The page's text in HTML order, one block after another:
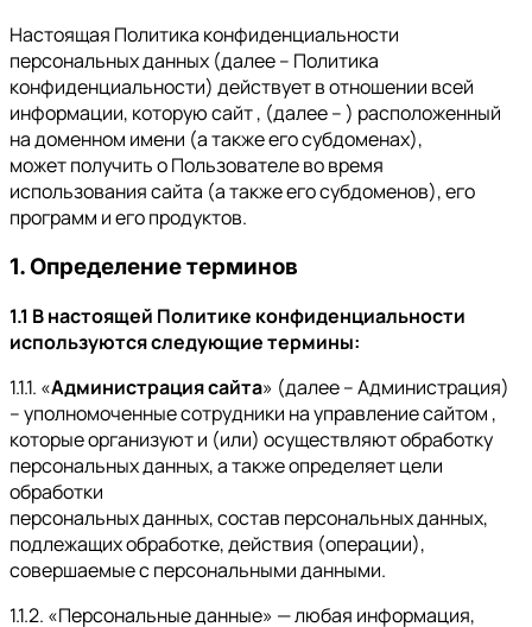
Настоящая Политика конфиденциальности
персональных данных (далее – Политика
конфиденциальности) действует в отношении всей
информации, которую сайт , (далее – ) расположенный
на доменном имени (а также его субдоменах),
может получить о Пользователе во время
использования сайта (а также его субдоменов), его
программ и его продуктов.
1. Определение терминов
1.1 В настоящей Политике конфиденциальности
используются следующие термины:
1.1.1. «Администрация сайта» (далее – Администрация)
– уполномоченные сотрудники на управление сайтом ,
которые организуют и (или) осуществляют обработку
персональных данных, а также определяет цели
обработки
персональных данных, состав персональных данных,
подлежащих обработке, действия (операции),
совершаемые с персональными данными.
1.1.2. «Персональные данные» — любая информация,